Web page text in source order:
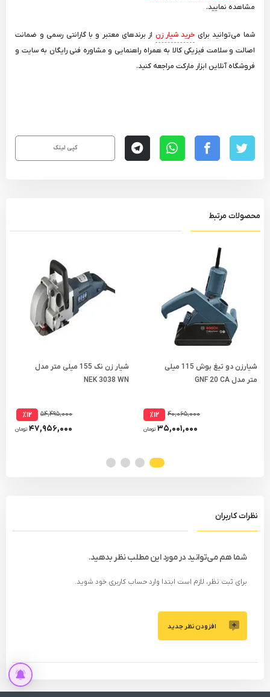
مشاهده نمایید.
شما می‌توانید برای خرید شیار زن از برندهای معتبر و با گارانتی رسمی و ضمانت
اصالت و سلامت فیزیکی کالا به همراه راهنمایی و مشاوره فنی رایگان به سایت و
فروشگاه آنلاین ابزار مارکت مراجعه کنید.
twitter
whatsapp
telegram کپی لینک
محصولات مرتبط
شیارزن دو تیغ بوش 115 میلی
متر مدل GNF 20 CA
۴۰,۰۶۵,۰۰۰ ٪۱۲
۳۵,۰۰۱,۰۰۰ تومان
شیار زن نک 155 میلی متر مدل
NEK 3038 WN
۵۴,۴۹۵,۰۰۰ ٪۱۲
۴۷,۹۵۶,۰۰۰ تومان
نظرات کاربران
شما هم می‌توانید در مورد این مطلب نظر بدهید.
برای ثبت نظر، لازم است ابتدا وارد حساب کاربری خود شوید.
افزودن نظر جدید